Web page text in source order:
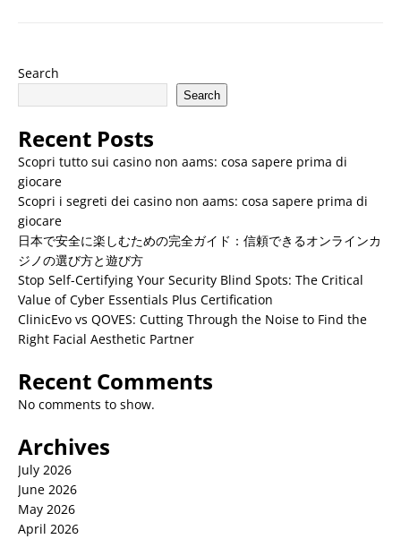
Search
Search
Recent Posts
Scopri tutto sui casino non aams: cosa sapere prima di
giocare
Scopri i segreti dei casino non aams: cosa sapere prima di
giocare
日本で安全に楽しむための完全ガイド：信頼できるオンラインカ
ジノの選び方と遊び方
Stop Self-Certifying Your Security Blind Spots: The Critical
Value of Cyber Essentials Plus Certification
ClinicEvo vs QOVES: Cutting Through the Noise to Find the
Right Facial Aesthetic Partner
Recent Comments
No comments to show.
Archives
July 2026
June 2026
May 2026
April 2026